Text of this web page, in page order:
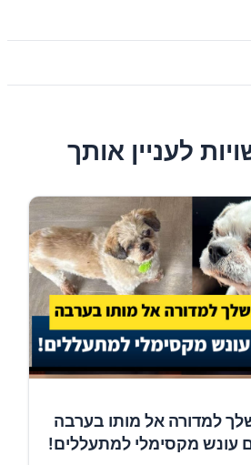
לעניין אותך
למדורה אל מותו בערבה
עונש מקסימלי למתעללים!